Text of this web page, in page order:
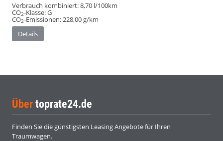
Verbrauch kombiniert:8,70 l/100km
CO2-Klasse:G
CO2-Emissionen: 228,00 g/km
Details
Über toprate24.de
Finden Sie die günstigsten Leasing Angebote für Ihren
Traumwagen.